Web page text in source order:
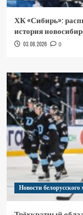
ХК «Сибирь»:
история
03.08.2026 0
Новости белорусского